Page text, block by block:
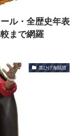
ル・全歴史年表
まで網羅
黒ひげ海賊団